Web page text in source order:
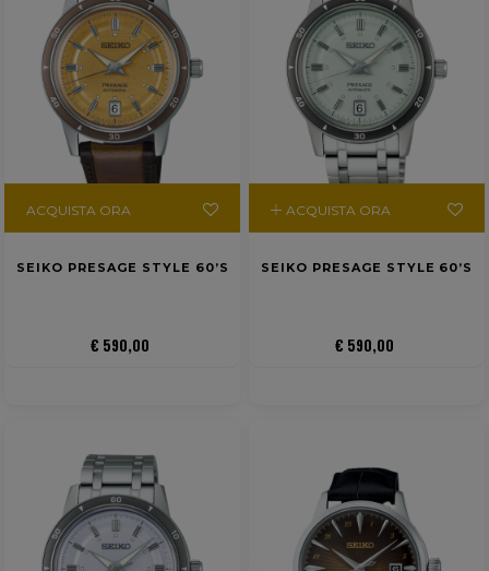
ACQUISTA ORA
SEIKO PRESAGE STYLE 60’S
€ 590,00
ACQUISTA ORA
SEIKO PRESAGE STYLE 60’S
€ 590,00